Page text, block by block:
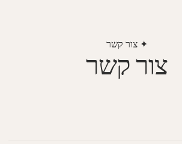
✦ צור קשר
צור קשר